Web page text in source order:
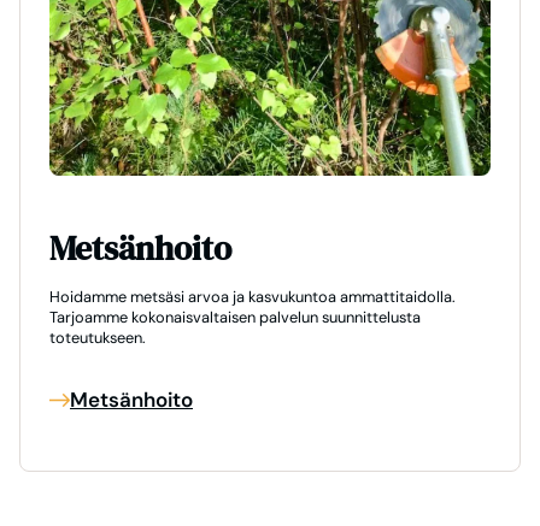
Metsänhoito
Hoidamme metsäsi arvoa ja kasvukuntoa ammattitaidolla.
Tarjoamme kokonaisvaltaisen palvelun suunnittelusta
toteutukseen.
Metsänhoito